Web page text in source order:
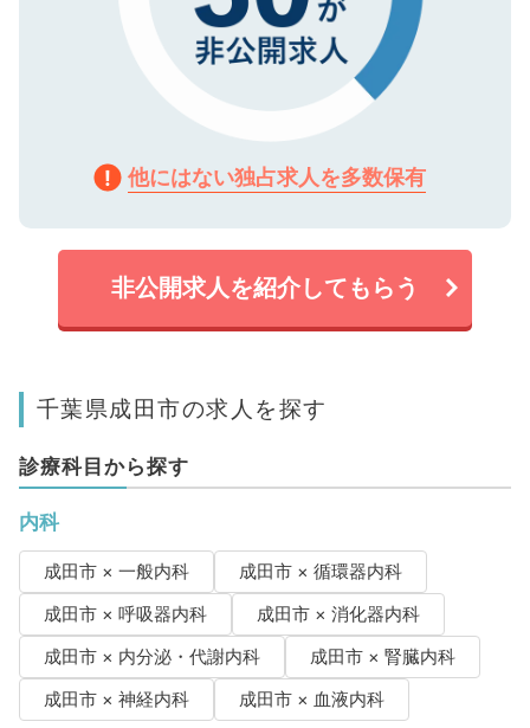
他にはない独占求人を多数保有
非公開求人を紹介してもらう
千葉県成田市の求人を探す
診療科目から探す
内科
成田市 × 一般内科
成田市 × 循環器内科
成田市 × 呼吸器内科
成田市 × 消化器内科
成田市 × 内分泌・代謝内科
成田市 × 腎臓内科
成田市 × 神経内科
成田市 × 血液内科